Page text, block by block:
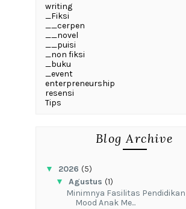
writing
_Fiksi
__cerpen
__novel
__puisi
_non fiksi
_buku
_event
enterpreneurship
resensi
Tips
Blog Archive
▼ 2026 (5)
▼ Agustus (1)
‎Minimnya Fasilitas
Mood Anak Me...